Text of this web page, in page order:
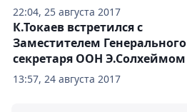
22:04, 25 августа 2017
13:57, 24 августа 2017
К.Токаев встретился с
Заместителем Генерального
секретаря ООН Э.Солхеймом